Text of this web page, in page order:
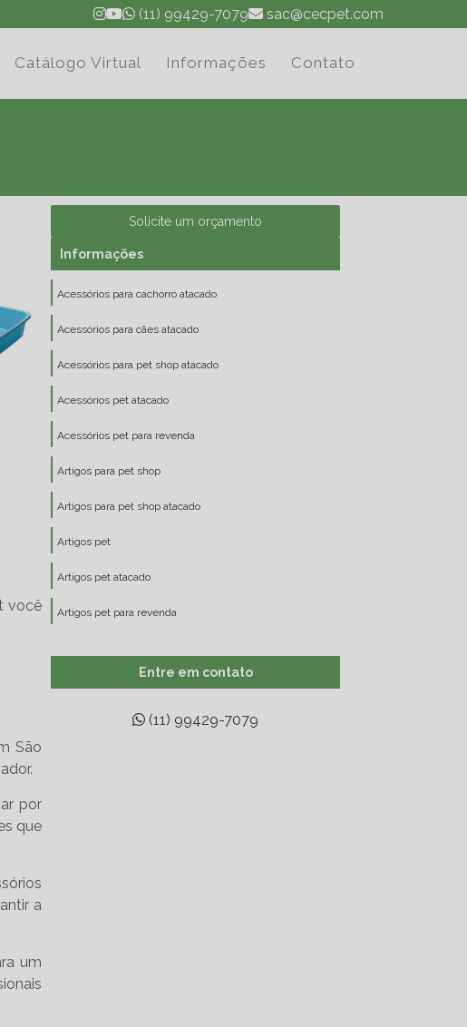
(11) 99429-7079 sac@cecpet.com
Catálogo Virtual Informações Contato
você
São
por
que
a
um
Solicite um orçamento
Informações
Acessórios para cachorro atacado
Acessórios para cães atacado
Acessórios para pet shop atacado
Acessórios pet atacado
Acessórios pet para revenda
Artigos para pet shop
Artigos para pet shop atacado
Artigos pet
Artigos pet atacado
Artigos pet para revenda
Entre em contato
(11) 99429-7079